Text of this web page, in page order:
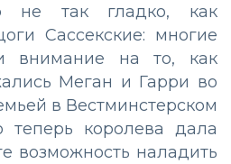
не так гладко, как
Сассекские: многие
внимание на то, как
Меган и Гарри во
в Вестминстерском
теперь королева дала
возможность наладить